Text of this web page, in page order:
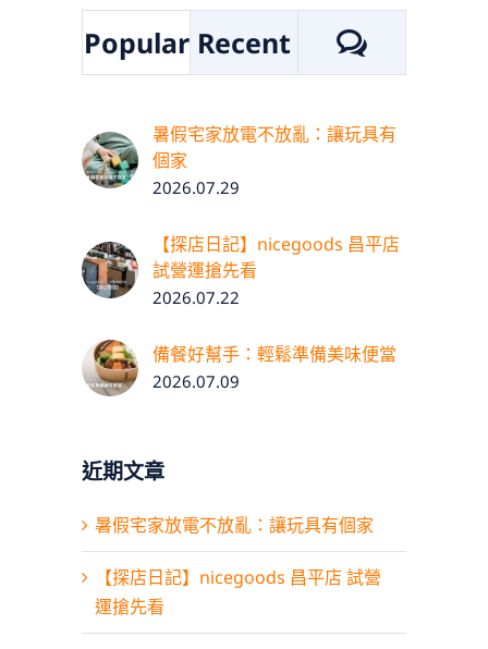
果：
Popular Recent
評
論
暑假宅家放電不放亂：讓玩具有
個家
2026.07.29
【探店日記】nicegoods 昌平店
試營運搶先看
2026.07.22
備餐好幫手：輕鬆準備美味便當
2026.07.09
近期文章
暑假宅家放電不放亂：讓玩具有個家
【探店日記】nicegoods 昌平店 試營
運搶先看